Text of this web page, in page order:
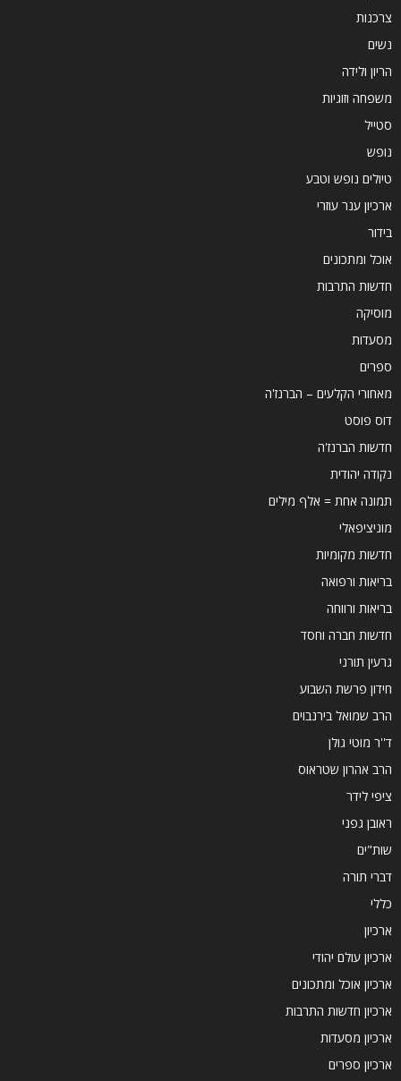
צרכנות
נשים
הריון ולידה
משפחה וזוגיות
סטייל
נופש
טיולים נופש וטבע
ארכיון ענר עוזרי
בידור
אוכל ומתכונים
חדשות התרבות
מוסיקה
מסעדות
ספרים
מאחורי הקלעים – הברנז'ה
דוס פוסט
חדשות הברנז'ה
נקודה יהודית
תמונה אחת = אלף מילים
מוניציפאלי
חדשות מקומיות
בריאות ורפואה
בריאות ורווחה
חדשות חברה וחסד
גרעין תורני
חידון פרשת השבוע
הרב שמואל בירנבוים
ד''ר מוטי גולן
הרב אהרון שטראוס
ציפי לידר
ראובן גפני
שות"ים
דברי תורה
כללי
ארכיון
ארכיון עולם יהודי
ארכיון אוכל ומתכונים
ארכיון חדשות התרבות
ארכיון מסעדות
ארכיון ספרים